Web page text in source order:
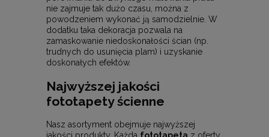
nie zajmuje tak dużo czasu, można z
powodzeniem wykonać ją samodzielnie. W
dodatku taka dekoracja pozwala na
zamaskowanie niedoskonałości ścian (np.
trudnych do usunięcia plam) i uzyskanie
doskonałych efektów.
Najwyższej jakości
fototapety ścienne
Nasz asortyment obejmuje najwyższej